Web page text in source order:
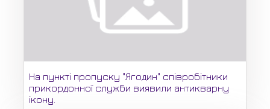
На пункті пропуску "Ягодин" співробітники
прикордонної служби виявили антикварну
ікону.